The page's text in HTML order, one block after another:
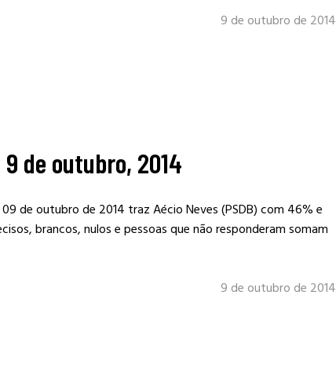
9 de outubro de 2014
de outubro, 2014
de outubro de 2014 traz Aécio Neves (PSDB) com 46% e
brancos, nulos e pessoas que não responderam somam
9 de outubro de 2014